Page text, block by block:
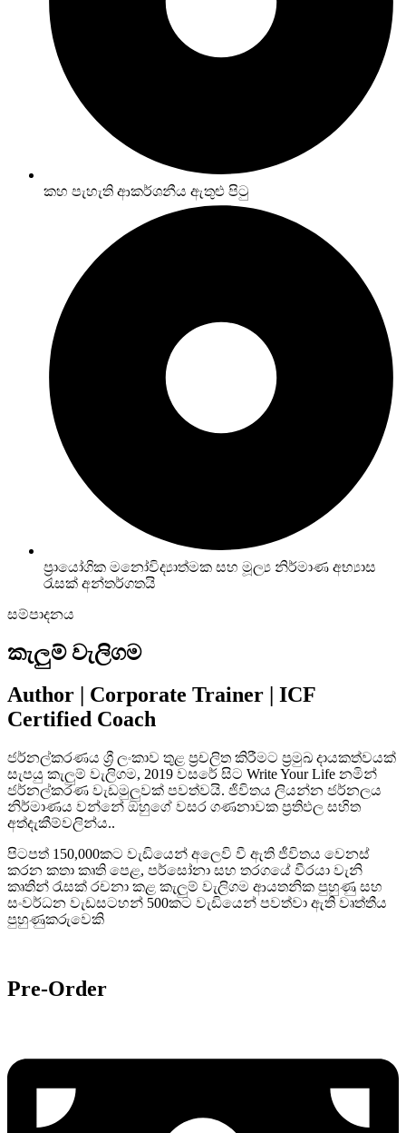
කහ පැහැති ආකර්ශනීය ඇතුළු පිටු
ප්‍රායෝගික මනෝවිද්‍යාත්මක සහ මූල්‍ය නිර්මාණ අභ්‍යාස
රැසක් අන්තර්ගතයි
සම්පාදනය
කැලුම් වැලිගම
Author | Corporate Trainer | ICF
Certified Coach
ජර්නල්කරණය ශ්‍රී ලංකාව තුළ ප්‍රචලිත කිරීමට ප්‍රමුඛ දායකත්වයක්
සැපයු කැලුම් වැලිගම, 2019 වසරේ සිට Write Your Life නමින්
ජර්නල්කරණ වැඩමුලුවක් පවත්වයි. ජිවිතය ලියන්න ජර්නලය
නිර්මාණය වන්නේ ඔහුගේ වසර ගණනාවක ප්‍රතිඵල සහිත
අත්දැකීම්වලින්ය..
පිටපත් 150,000කට වැඩියෙන් අලෙවි වී ඇති ජීවිතය වෙනස්
කරන කතා කෘති පෙළ, පර්සෝනා සහ තරගයේ වීරයා වැනි
කෘතින් රැසක් රචනා කළ කැලුම් වැලිගම ආයතනික පුහුණු සහ
සංවර්ධන වැඩසටහන් 500කට වැඩියෙන් පවත්වා ඇති වෘත්තීය
පුහුණුකරුවෙකි
Pre-Order